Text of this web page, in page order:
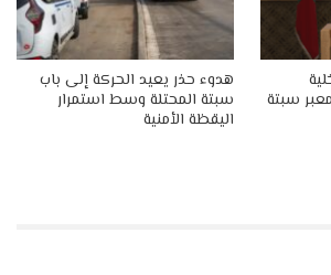
سبتة
هدوء حذر يعيد الحركة إلى باب
سبتة المحتلة وسط استمرار
اليقظة الأمنية